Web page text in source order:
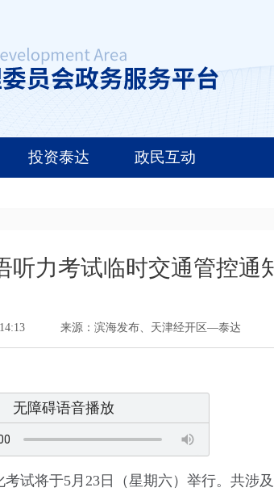
投资泰达 政民互动
听力考试临时交通管控通
来源：滨海发布、天津经开区—泰达
无障碍语音播放
试将于5月23日（星期六）举行。共涉